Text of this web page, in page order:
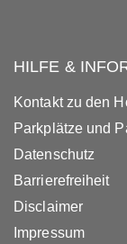
HILFE &
Kontakt zu den
Parkplätze und
Datenschutz
Barrierefreiheit
Disclaimer
Impressum